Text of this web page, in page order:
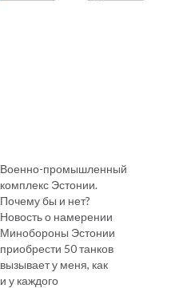
Военно-промышленный
комплекс Эстонии.
Почему бы и нет?
Новость о намерении
Минобороны Эстонии
приобрести 50 танков
вызывает у меня, как
и у каждого